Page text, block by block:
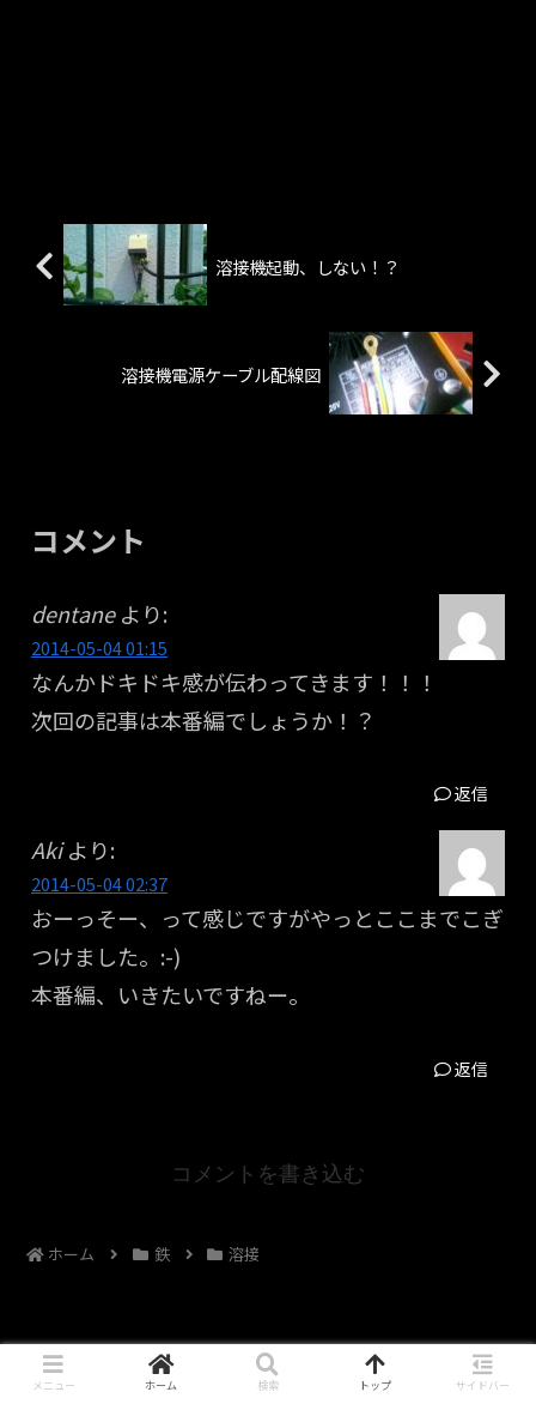
溶接機起動、しない！？
溶接機電源ケーブル配線図
コメント
dentane より:
2014-05-04 01:15
なんかドキドキ感が伝わってきます！！！
次回の記事は本番編でしょうか！？
返信
Aki より:
2014-05-04 02:37
おーっそー、って感じですがやっとここまでこぎ
つけました。:-)
本番編、いきたいですねー。
返信
コメントを書き込む
ホーム 鉄 溶接
メニュー ホーム 検索 トップ サイドバー